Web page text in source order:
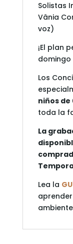
Solistas
Vânia
voz)
¡El plan
Los
niños de
toda la
La
Lea la